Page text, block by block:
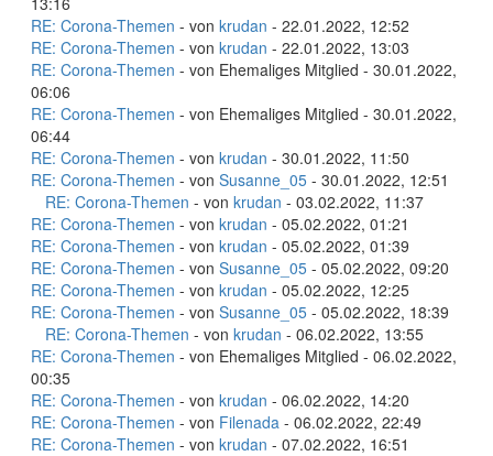
RE: Corona-Themen - von krudan - 22.01.2022, 12:52
RE: Corona-Themen - von krudan - 22.01.2022, 13:03
RE: Corona-Themen - von Ehemaliges Mitglied - 30.01.2022,
06:06
RE: Corona-Themen - von Ehemaliges Mitglied - 30.01.2022,
06:44
RE: Corona-Themen - von krudan - 30.01.2022, 11:50
RE: Corona-Themen - von Susanne_05 - 30.01.2022, 12:51
RE: Corona-Themen - von krudan - 03.02.2022, 11:37
RE: Corona-Themen - von krudan - 05.02.2022, 01:21
RE: Corona-Themen - von krudan - 05.02.2022, 01:39
RE: Corona-Themen - von Susanne_05 - 05.02.2022, 09:20
RE: Corona-Themen - von krudan - 05.02.2022, 12:25
RE: Corona-Themen - von Susanne_05 - 05.02.2022, 18:39
RE: Corona-Themen - von krudan - 06.02.2022, 13:55
RE: Corona-Themen - von Ehemaliges Mitglied - 06.02.2022,
00:35
RE: Corona-Themen - von krudan - 06.02.2022, 14:20
RE: Corona-Themen - von Filenada - 06.02.2022, 22:49
RE: Corona-Themen - von krudan - 07.02.2022, 16:51